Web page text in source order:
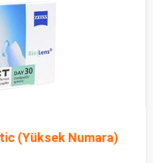
(Yüksek Numara)